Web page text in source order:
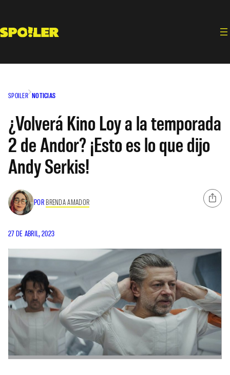
contenido
SPOILER NOTICIAS
¿Volverá Kino Loy a la temporada
2 de Andor? ¡Esto es lo que dijo
Andy Serkis!
POR BRENDA AMADOR
27 DE ABRIL, 2023